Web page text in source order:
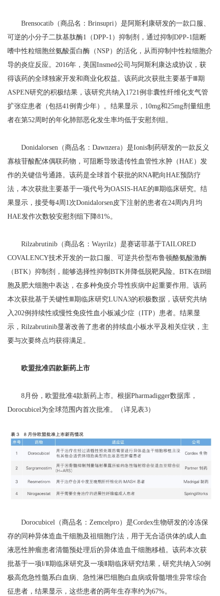
Brensocatib（商品名：Brinsupri）是阿斯利康研发的一款口服、
可逆的小分子二肽基肽酶1（DPP-1）抑制剂，通过抑制DPP-1阻断
嗜中性粒细胞丝氨酸蛋白酶（NSP）的活化，从而抑制中性粒细胞介
导的炎症反应。2016年，美国Insmed公司与阿斯利康达成协议，获
得该药的全球独家开发和商业化权益。该药此次获批主要基于Ⅲ期
ASPEN研究的积极结果，该研究共纳入1721例非囊性纤维化支气管
扩张症患者（包括41例青少年）。结果显示，10mg和25mg剂量组患
者在第52周时的年化肺部恶化发生率均低于安慰剂组。
Donidalorsen（商品名：Dawnzera）是Ionis制药研发的一款反义
寡核苷酸配体偶联药物，可阻断导致遗传性血管性水肿（HAE）发
作的关键信号通路。该药是全球首个获批的RNA靶向HAE预防疗
法，本次获批主要基于一项代号为OASIS-HAE的Ⅲ期临床研究。结
果显示，接受每4周1次Donidalorsen皮下注射的患者在24周内月均
HAE发作次数较安慰剂组下降81%。
Rilzabrutinib（商品名：Wayrilz）是赛诺菲基于TAILORED
COVALENCY技术开发的一款口服、可逆共价型布鲁顿酪氨酸激酶
（BTK）抑制剂，能够选择性抑制BTK并降低脱靶风险。BTK在B细
胞及肥大细胞中表达，在多种免疫介导性疾病中起重要作用。该药
本次获批基于关键性Ⅲ期临床研究LUNA3的积极数据，该研究共纳
入202例持续性或慢性免疫性血小板减少症（ITP）患者。结果显
示，Rilzabrutinib显著改善了患者的持续血小板水平及相关症状，主
要与次要终点均获得满足。
欧盟批准四款新药上市
8月份，欧盟批准4款新药上市。根据Pharmadigger数据库，
Dorocubicel为全球范围内首次批准。（详见表3）
Dorocubicel（商品名：Zemcelpro）是Cordex生物研发的冷冻保
存的同种异体造血干细胞及祖细胞疗法，用于无合适供体的成人血
液恶性肿瘤患者清髓预处理后的异体造血干细胞移植。该药本次获
批基于一项Ⅰ/Ⅱ期临床研究及一项Ⅱ期临床研究结果，研究共纳入50例
极高危急性髓系白血病、急性淋巴细胞白血病或骨髓增生异常综合
征患者，结果显示，这些患者的两年生存率约为67%。